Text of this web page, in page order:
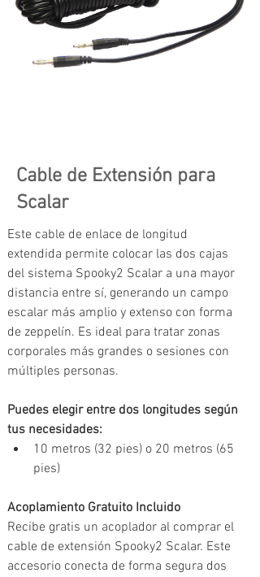
Cable de Extensión para
Scalar
Este cable de enlace de longitud
extendida permite colocar las dos cajas
del sistema Spooky2 Scalar a una mayor
distancia entre sí, generando un campo
escalar más amplio y extenso con forma
de zeppelín. Es ideal para tratar zonas
corporales más grandes o sesiones con
múltiples personas.
Puedes elegir entre dos longitudes según
tus necesidades:
10 metros (32 pies) o 20 metros (65
pies)
Acoplamiento Gratuito Incluido
Recibe gratis un acoplador al comprar el
cable de extensión Spooky2 Scalar. Este
accesorio conecta de forma segura dos